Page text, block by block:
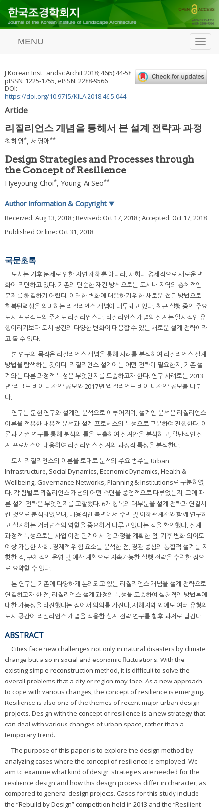
T
o
l
e
g
MENU
J Korean Inst Landsc Archit2018; 46(5):44-58
pISSN: 1225-1755, eISSN: 2288-9566
DOI:
https://doi.org/10.9715/KILA.2018.46.5.044
Article
리질리언스 개념을 통해서 본 설계 전략과 과정
최혜영*, 서영애**
Design Strategies and Processes through
the Concept of Resilience
Hyeyoung Choi*, Young-Ai Seo**
Author Information & Copyright ▼
Received: Aug 13, 2018 ; Revised: Oct 17, 2018 ; Accepted: Oct 17, 2018
Published Online: Oct 31, 2018
국문초록
도시는 기후 문제로 인한 자연 재해뿐 아니라, 사회나 경제적으로 새로운 변
화에 직면하고 있다. 기존의 단순한 재건 방식으로는 도시나 지역의 총체적인
문제를 해결하기 어렵다. 이러한 변화에 대응하기 위한 새로운 접근 방법으로
회복탄력성을 의미하는 리질리언스 개념이 대두되고 있다. 최근 실행 중인 주요
도시 프로젝트의 주제도 리질리언스다. 리질리언스 개념의 설계는 일시적인 유
행이라기보다 도시 공간의 다양한 변화에 대응할 수 있는 새로운 설계 전략이라
고 볼 수 있다.
본 연구의 목적은 리질리언스 개념을 통해 사례를 분석하여 리질리언스 설계
방법을 탐색하는 것이다. 리질리언스 설계에는 어떤 전략이 필요한지, 기존 설
계와는 다른 과정적 특성은 무엇인지를 도출하고자 한다. 연구 사례로는 2013
년 ‘리빌드 바이 디자인’ 공모와 2017년 ‘리질리언트 바이 디자인’ 공모를 다룬
다.
연구는 문헌 연구와 설계안 분석으로 이루어지며, 설계안 분석은 리질리언스
이론을 적용한 내용적 분석과 설계 프로세스의 특성으로 구분하여 진행한다. 이
론과 기존 연구를 통해 분석의 틀을 도출하여 설계안을 분석하고, 일반적인 설
계 프로세스에 대응하여 리질리언스 설계의 과정적 특성을 분석한다.
도시 리질리언스의 이론을 토대로 분석의 주요 범주를 Urban
Infrastructure, Social Dynamics, Economic Dynamics, Health &
Wellbeing, Governance Networks, Planning & Institutions로 구분하였
다. 각 팀별로 리질리언스 개념의 어떤 측면을 중점적으로 다루었는지, 그에 따
른 설계 전략은 무엇인지를 고찰했다. 6개 항목의 대부분을 설계 전략과 연결시
킨 것으로 분석되었으며, 내용적인 측면에서 주민 및 이해관계자와 함께 연구하
고 설계하는 거버넌스의 역할을 중요하게 다루고 있다는 점을 확인했다. 설계
과정적 특성으로는 사업 이전 단계에서 전 과정을 계획한 점, 기후 변화 외에도
예상 가능한 사회․경제적 위험 요소를 분석한 점, 경관 중심의 통합적 설계를 지
향한 점, 구체적인 운영 및 예산 계획으로 지속가능한 실행 전략을 수립한 점으
로 요약할 수 있다.
본 연구는 기존에 다양하게 논의되고 있는 리질리언스 개념을 설계 전략으로
연결하고자 한 점, 리질리언스 설계 과정의 특성을 도출하여 실천적인 방법론에
대한 가능성을 타진했다는 점에서 의의를 가진다. 재해지역 외에도 여러 유형의
도시 공간에 리질리언스 개념을 적용한 설계 전략 연구를 향후 과제로 남긴다.
ABSTRACT
Cities face new challenges not only in natural disasters by climate
change but also in social and economic fluctuations. With the
existing simple reconstruction method, it is difficult to solve the
overall problems that a city or region may face. As a new approach
to cope with various changes, the concept of resilience is emerging.
Resilience is also one of the themes of recent major urban design
projects. Design with the concept of resilience is a new strategy that
can deal with various changes of urban space, rather than a
temporary trend.
The purpose of this paper is to explore the design method by
analyzing cases where the concept of resilience is employed. We
aim to examine what kind of design strategies are needed for the
resilience design and how this design process differ in character, as
compared to general design projects. Cases for this study include
the “Rebuild by Design” competition held in 2013 and the “Resilient